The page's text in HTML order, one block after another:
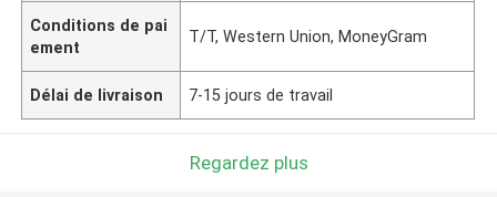
Conditions de pai
ement
T/T, Western Union, MoneyGram
Délai de livraison 7-15 jours de travail
Regardez plus